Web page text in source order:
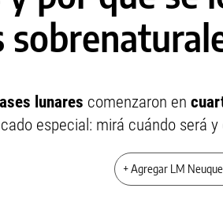
lunares comenzaron en
especial: mirá cuándo será
+ Agregar LM